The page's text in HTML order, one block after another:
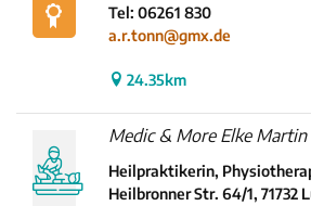
Tel: 06261 830
a.r.tonn@gmx.de
24.35km
Medic & More Elke
Heilpraktikerin,
Heilbronner Str. 64/1, 71732